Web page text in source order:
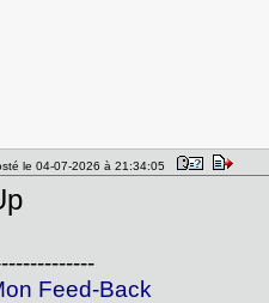
le 04-07-2026 à 21:34:05
Feed-Back